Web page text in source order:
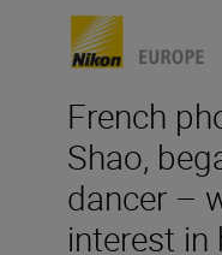
French
Shao,
dancer –
interest in